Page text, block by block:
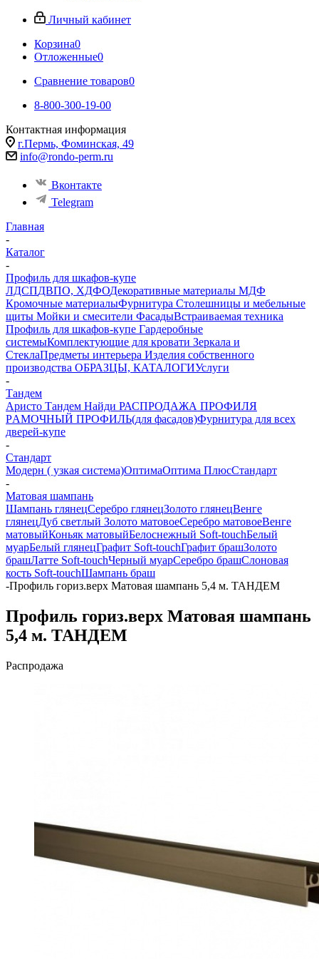
Личный кабинет
Корзина0
Отложенные0
Сравнение товаров0
8-800-300-19-00
Контактная информация
г.Пермь, Фоминская, 49
info@rondo-perm.ru
Вконтакте
Telegram
Главная
-
Каталог
-
Профиль для шкафов-купе
ЛДСПДВПО, ХДФОДекоративные материалы МДФ
Кромочные материалыФурнитура Столешницы и мебельные
щиты Мойки и смесители ФасадыВстраиваемая техника
Профиль для шкафов-купе Гардеробные
системыКомплектующие для кровати Зеркала и
СтеклаПредметы интерьера Изделия собственного
производства ОБРАЗЦЫ, КАТАЛОГИУслуги
-
Тандем
Аристо Тандем Найди РАСПРОДАЖА ПРОФИЛЯ
PАМОЧНЫЙ ПРОФИЛЬ(для фасадов)Фурнитура для всех
дверей-купе
-
Стандарт
Модерн ( узкая система)ОптимаОптима ПлюсСтандарт
-
Матовая шампань
Шампань глянецСеребро глянецЗолото глянецВенге
глянецДуб светлый Золото матовоеСеребро матовоеВенге
матовыйКоньяк матовыйБелоснежный Soft-touchБелый
муарБелый глянецГрафит Soft-touchГрафит брашЗолото
брашЛатте Soft-touchЧерный муарСеребро брашСлоновая
кость Soft-touchШампань браш
-Профиль гориз.верх Матовая шампань 5,4 м. ТАНДЕМ
Профиль гориз.верх Матовая шампань
5,4 м. ТАНДЕМ
Распродажа